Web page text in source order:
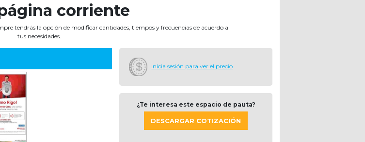
corriente
tendrás la opción de modificar cantidades, tiempos y frecuencias de acuerdo a
tus necesidades.
Inicia sesión para ver el precio
¿Te interesa este espacio de pauta?
DESCARGAR COTIZACIÓN